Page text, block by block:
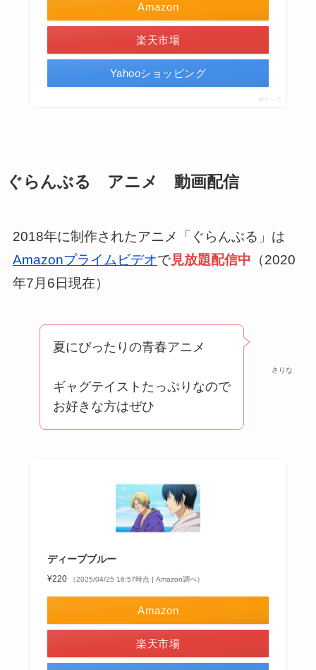
Amazon
楽天市場
Yahooショッピング
ポチップ
ぐらんぶる アニメ 動画配信
2018年に制作されたアニメ「ぐらんぶる」は
Amazonプライムビデオで見放題配信中 （2020
年7月6日現在）
さりな
夏にぴったりの青春アニメ
ギャグテイストたっぷりなので
お好きな方はぜひ
ディープブルー
¥220 （2025/04/25 16:57時点 | Amazon調べ）
Amazon
楽天市場